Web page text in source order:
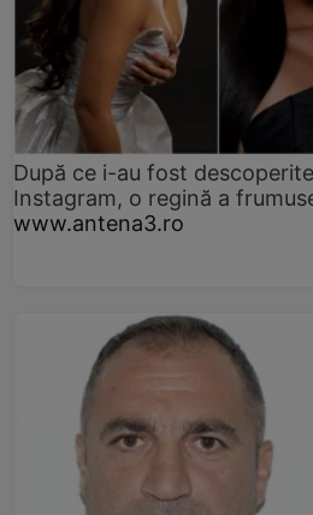
După ce i-au fost
Instagram, o regină a
www.antena3.ro